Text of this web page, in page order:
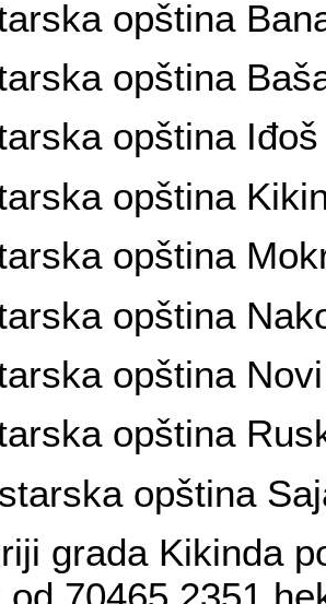
opština
opština
opština Iđoš
opština
opština
opština
opština
opština
opština
grada Kikinda